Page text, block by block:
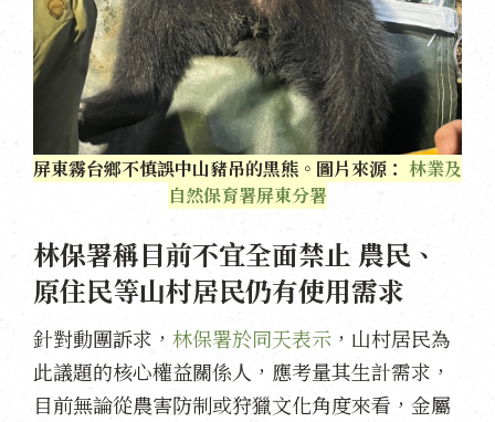
屏東霧台鄉不慎誤中山豬吊的黑熊。圖片來源： 林業及
自然保育署屏東分署
林保署稱目前不宜全面禁止 農民、
原住民等山村居民仍有使用需求
針對動團訴求， 林保署於同天表示 ，山村居民為
此議題的核心權益關係人，應考量其生計需求，
目前無論從農害防制或狩獵文化角度來看，金屬